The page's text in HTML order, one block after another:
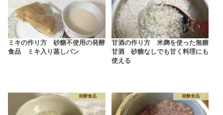
ミキの作り方 砂糖不使用の発酵
食品 ミキ入り蒸しパン
甘酒の作り方 米麹を使った無糖
甘酒 砂糖なしでも甘く料理にも
使える
発酵食品 発酵食品